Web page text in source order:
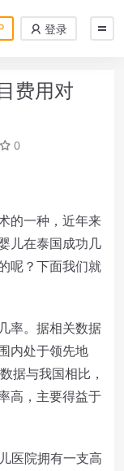
登录
费用对
0
的一种，近年来
儿在泰国成功几
呢？下面我们就
率。据相关数据
内处于领先地
据与我国相比，
高，主要得益于
医院拥有一支高